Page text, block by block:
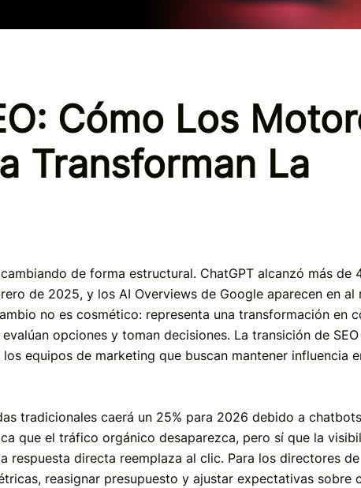
Cómo Los
Transforman La
de forma estructural. ChatGPT alcanzó más de
de 2025, y los AI Overviews de Google aparecen en al
no es cosmético: representa una transformación en
opciones y toman decisiones. La transición de SEO
equipos de marketing que buscan mantener influencia
tradicionales caerá un 25% para 2026 debido a
que el tráfico orgánico desaparezca, pero sí que la
respuesta directa reemplaza al clic. Para los directores de
reasignar presupuesto y ajustar expectativas sobre